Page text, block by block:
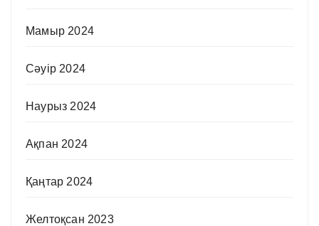
Мамыр 2024
Сәуір 2024
Наурыз 2024
Ақпан 2024
Қаңтар 2024
Желтоқсан 2023